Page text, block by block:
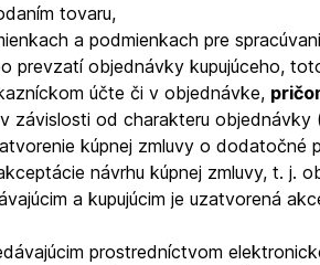
tovaru,
a podmienkach pre
prevzatí objednávky kupujúceho,
účte či v objednávke,
závislosti od charakteru
kúpnej zmluvy o
návrhu kúpnej zmluvy, t. j.
a kupujúcim je uzatvorená
prostredníctvom